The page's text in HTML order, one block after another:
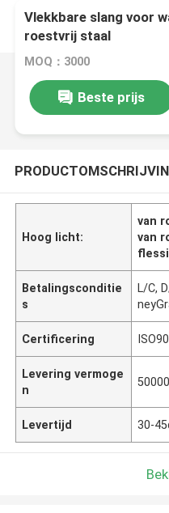
Vlekkbare slang voor
roestvrij staal
MOQ：3000
Beste prijs
Hoog licht:
van
van
Betalingsconditie
s
L/C,
Certificering
Levering vermoge
n
Levertijd 30-